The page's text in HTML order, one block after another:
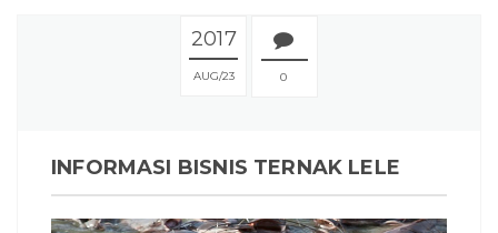
2017
AUG 23 0
INFORMASI BISNIS TERNAK LELE